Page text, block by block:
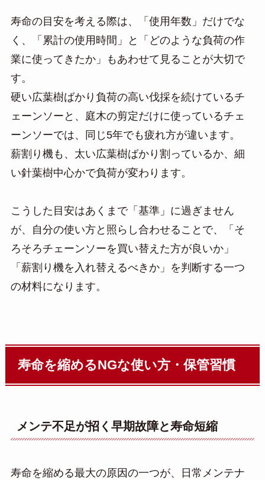
寿命の目安を考える際は、「使用年数」だけでな
く、「累計の使用時間」と「どのような負荷の作
業に使ってきたか」もあわせて見ることが大切で
す。
硬い広葉樹ばかり負荷の高い伐採を続けているチ
ェーンソーと、庭木の剪定だけに使っているチェ
ーンソーでは、同じ5年でも疲れ方が違います。
薪割り機も、太い広葉樹ばかり割っているか、細
い針葉樹中心かで負荷が変わります。
こうした目安はあくまで「基準」に過ぎません
が、自分の使い方と照らし合わせることで、「そ
ろそろチェーンソーを買い替えた方が良いか」
「薪割り機を入れ替えるべきか」を判断する一つ
の材料になります。
寿命を縮めるNGな使い方・保管習慣
メンテ不足が招く早期故障と寿命短縮
寿命を縮める最大の原因の一つが、日常メンテナ